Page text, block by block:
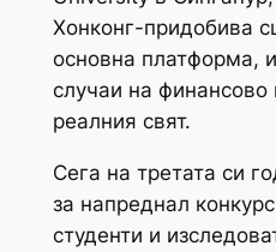
Хонконг-придобива
основна платформа,
случаи на финансово
реалния свят.
Сега на третата си
за напреднал
студенти и